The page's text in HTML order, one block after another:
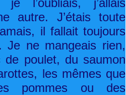
j’allais
autre. J’étais toute
il fallait toujours
Je ne mangeais rien,
poulet, du saumon
les mêmes que
pommes ou des